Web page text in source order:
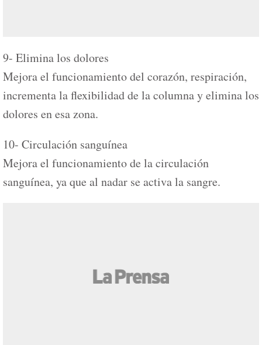
9- Elimina los dolores
Mejora el funcionamiento del corazón, respiración,
incrementa la flexibilidad de la columna y elimina los
dolores en esa zona.
10- Circulación sanguínea
Mejora el funcionamiento de la circulación
sanguínea, ya que al nadar se activa la sangre.